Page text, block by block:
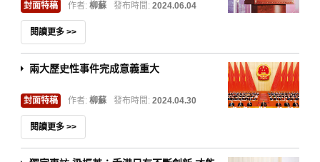
封面特稿 作者: 柳蘇 發布時間: 2024.06.04
閱讀更多 >>
兩大歷史性事件完成意義重大
封面特稿 作者: 柳蘇 發布時間: 2024.04.30
閱讀更多 >>